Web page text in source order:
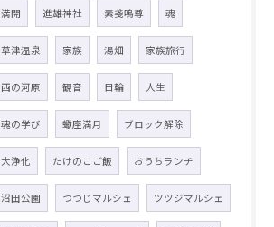
満開 進雄神社 素戔嗚尊 魂
草津温泉 家族 湯畑 家族旅行
西の河原 観音 日輪 人生
魂の学び 蠍座満月 ブロック解除
大浄化 たけのこご飯 おうちランチ
沼田公園 つつじマルシェ ツツジマルシェ